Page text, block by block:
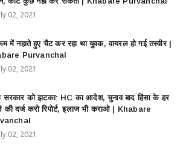
02, 2021
में नहाते हुए चैट कर रहा था युवक, वायरल हो गई तस्वीर |
Purvanchal
02, 2021
सरकार को झटका: HC का आदेश, चुनाव बाद हिंसा के हर
की दर्ज करो रिपोर्ट, इलाज भी कराओ | Khabare
02, 2021